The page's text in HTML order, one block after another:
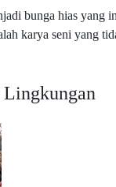
bunga hias yang
karya seni yang